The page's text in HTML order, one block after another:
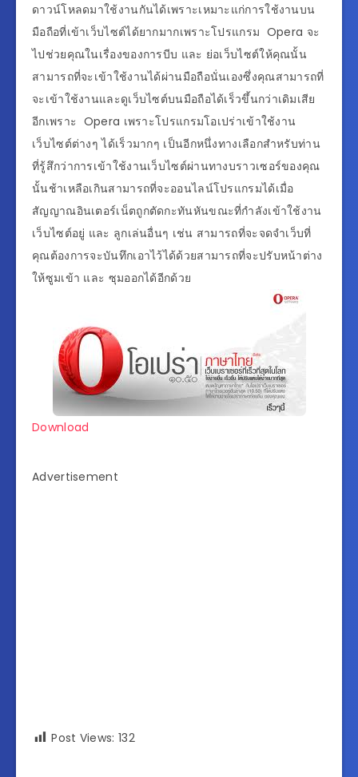
ดาวน์โหลดมาใช้งานกันได้เพราะเหมาะแก่การใช้งานบน
มือถือที่เข้าเว็บไซต์ได้ยากมากเพราะโปรแกรม Opera จะ
ไปช่วยคุณในเรื่องของการบีบ และ ย่อเว็บไซต์ให้คุณนั้น
สามารถที่จะเข้าใช้งานได้ผ่านมือถือนั่นเองซึ่งคุณสามารถที่
จะเข้าใช้งานและดูเว็บไซต์บนมือถือได้เร็วขึ้นกว่าเดิมเสีย
อีกเพราะ Opera เพราะโปรแกรมโอเปร่าเข้าใช้งาน
เว็บไซต์ต่างๆ ได้เร็วมากๆ เป็นอีกหนึ่งทางเลือกสำหรับท่าน
ที่รู้สึกว่าการเข้าใช้งานเว็บไซต์ผ่านทางบราวเซอร์ของคุณ
นั้นช้าเหลือเกินสามารถที่จะออนไลน์โปรแกรมได้เมื่อ
สัญญาณอินเตอร์เน็ตถูกตัดกะทันหันขณะที่กำลังเข้าใช้งาน
เว็บไซต์อยู่ และ ลูกเล่นอื่นๆ เช่น สามารถที่จะจดจำเว็บที่
คุณต้องการจะบันทึกเอาไว้ได้ด้วยสามารถที่จะปรับหน้าต่าง
ให้ซูมเข้า และ ซุมออกได้อีกด้วย
Download
Advertisement
Post Views: 132